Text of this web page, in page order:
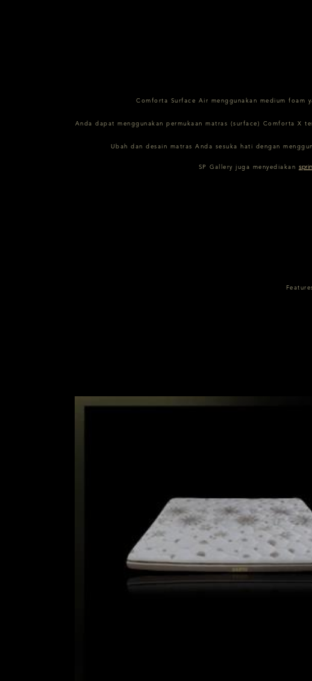
Comforta Surface Air menggunakan medium foam
Anda dapat menggunakan permukaan matras (surface) Comforta X
Ubah dan desain matras Anda sesuka hati dengan
SP Gallery juga menyediakan